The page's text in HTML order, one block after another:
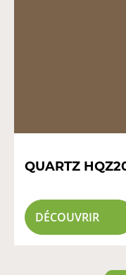
QUARTZ
DÉCOUVRIR